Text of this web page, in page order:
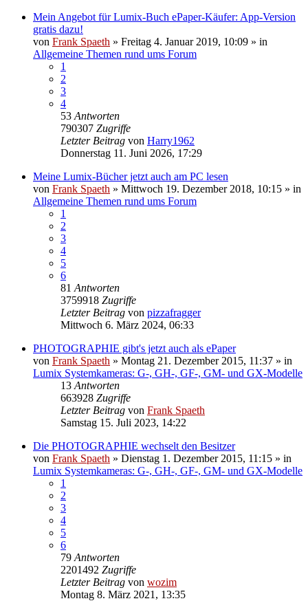
Mein Angebot für Lumix-Buch ePaper-Käufer: App-Version
gratis dazu!
von Frank Spaeth » Freitag 4. Januar 2019, 10:09 » in
Allgemeine Themen rund ums Forum
1
2
3
4
53 Antworten
790307 Zugriffe
Letzter Beitrag von Harry1962
Donnerstag 11. Juni 2026, 17:29
Meine Lumix-Bücher jetzt auch am PC lesen
von Frank Spaeth » Mittwoch 19. Dezember 2018, 10:15 » in
Allgemeine Themen rund ums Forum
1
2
3
4
5
6
81 Antworten
3759918 Zugriffe
Letzter Beitrag von pizzafragger
Mittwoch 6. März 2024, 06:33
PHOTOGRAPHIE gibt's jetzt auch als ePaper
von Frank Spaeth » Montag 21. Dezember 2015, 11:37 » in
Lumix Systemkameras: G-, GH-, GF-, GM- und GX-Modelle
13 Antworten
663928 Zugriffe
Letzter Beitrag von Frank Spaeth
Samstag 15. Juli 2023, 14:22
Die PHOTOGRAPHIE wechselt den Besitzer
von Frank Spaeth » Dienstag 1. Dezember 2015, 11:15 » in
Lumix Systemkameras: G-, GH-, GF-, GM- und GX-Modelle
1
2
3
4
5
6
79 Antworten
2201492 Zugriffe
Letzter Beitrag von wozim
Montag 8. März 2021, 13:35